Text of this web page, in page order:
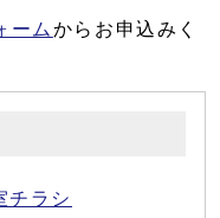
ームからお申込みく
チラシ